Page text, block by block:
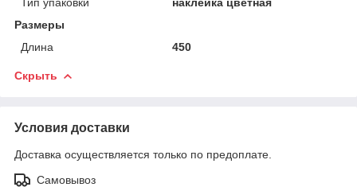
Размеры
Длина
450
Скрыть
Условия доставки
Доставка осуществляется только по предоплате.
Самовывоз